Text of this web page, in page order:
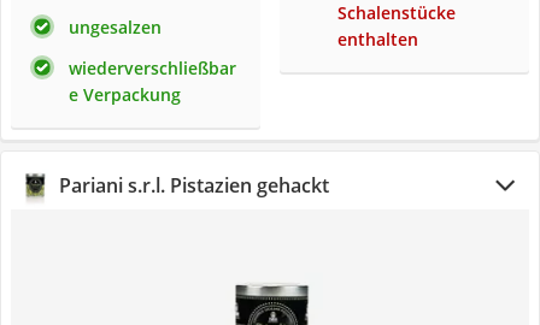
ungesalzen
wiederverschließbar
e Verpackung
Schalenstücke
enthalten
Pariani s.r.l. Pistazien gehackt